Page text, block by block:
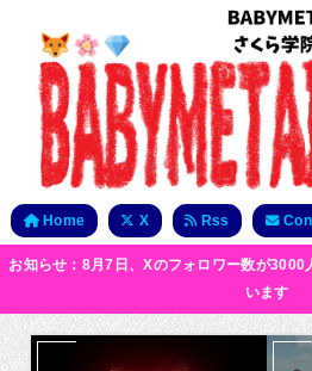
Home X Rss
お知らせ：8月7日、Xのフォロワー数が3000
います